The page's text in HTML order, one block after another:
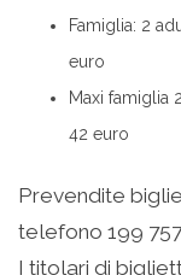
Famiglia: 2
euro
Maxi famiglia
42 euro
Prevendite
telefono 199
I titolari di